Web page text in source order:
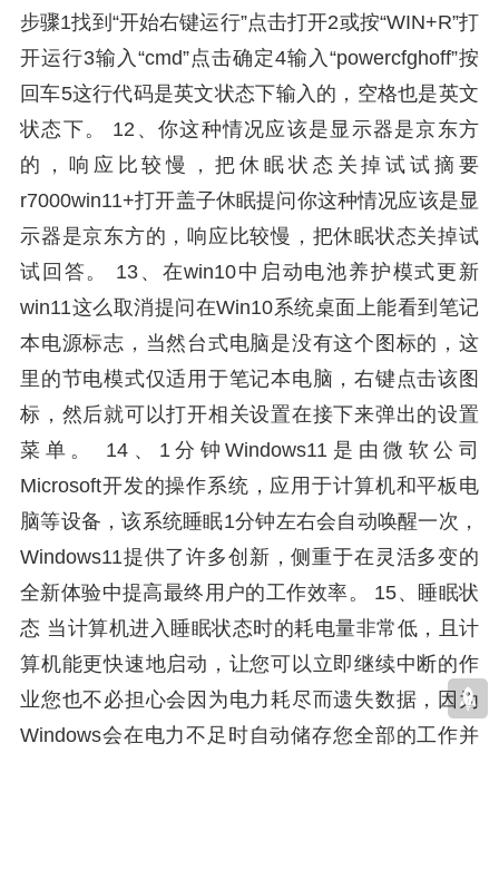
步骤1找到“开始右键运行”点击打开2或按“WIN+R”打
开运行3输入“cmd”点击确定4输入“powercfghoff”按
回车5这行代码是英文状态下输入的，空格也是英文
状态下。 12、你这种情况应该是显示器是京东方
的，响应比较慢，把休眠状态关掉试试摘要
r7000win11+打开盖子休眠提问你这种情况应该是显
示器是京东方的，响应比较慢，把休眠状态关掉试
试回答。 13、在win10中启动电池养护模式更新
win11这么取消提问在Win10系统桌面上能看到笔记
本电源标志，当然台式电脑是没有这个图标的，这
里的节电模式仅适用于笔记本电脑，右键点击该图
标，然后就可以打开相关设置在接下来弹出的设置
菜单。 14、1分钟Windows11是由微软公司
Microsoft开发的操作系统，应用于计算机和平板电
脑等设备，该系统睡眠1分钟左右会自动唤醒一次，
Windows11提供了许多创新，侧重于在灵活多变的
全新体验中提高最终用户的工作效率。 15、睡眠状
态 当计算机进入睡眠状态时的耗电量非常低，且计
算机能更快速地启动，让您可以立即继续中断的作
业您也不必担心会因为电力耗尽而遗失数据，因为
Windows会在电力不足时自动储存您全部的工作并